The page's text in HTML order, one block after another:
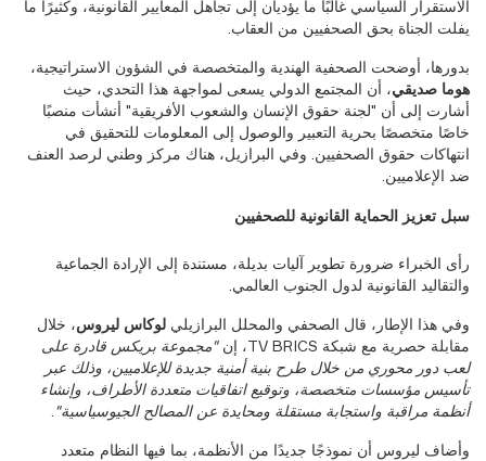
الاستقرار السياسي غالبًا ما يؤديان إلى تجاهل المعايير القانونية، وكثيرًا ما
يفلت الجناة بحق الصحفيين من العقاب.
بدورها، أوضحت الصحفية الهندية والمتخصصة في الشؤون الاستراتيجية،
هوما صديقي، أن المجتمع الدولي يسعى لمواجهة هذا التحدي، حيث
أشارت إلى أن "لجنة حقوق الإنسان والشعوب الأفريقية" أنشأت منصبًا
خاصًا متخصصًا بحرية التعبير والوصول إلى المعلومات للتحقيق في
انتهاكات حقوق الصحفيين. وفي البرازيل، هناك مركز وطني لرصد العنف
ضد الإعلاميين.
سبل تعزيز الحماية القانونية للصحفيين
رأى الخبراء ضرورة تطوير آليات بديلة، مستندة إلى الإرادة الجماعية
والتقاليد القانونية لدول الجنوب العالمي.
وفي هذا الإطار، قال الصحفي والمحلل البرازيلي لوكاس ليروس، خلال
مقابلة حصرية مع شبكة TV BRICS، إن
"مجموعة بريكس قادرة على
لعب دور محوري من خلال طرح بنية أمنية جديدة للإعلاميين، وذلك عبر
تأسيس مؤسسات متخصصة، وتوقيع اتفاقيات متعددة الأطراف، وإنشاء
أنظمة مراقبة واستجابة مستقلة ومحايدة عن المصالح الجيوسياسية"
وأضاف ليروس أن نموذجًا جديدًا من الأنظمة، بما فيها النظام متعدد